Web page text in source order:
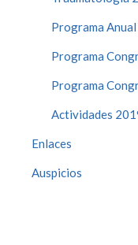
Programa
Programa
Programa
Actividades
Enlaces
Auspicios